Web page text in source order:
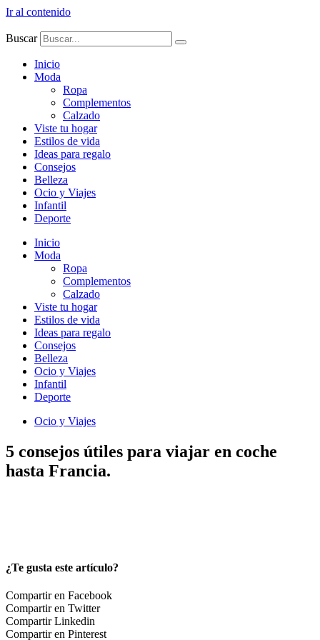
Ir al contenido
Buscar
Inicio
Moda
Ropa
Complementos
Calzado
Viste tu hogar
Estilos de vida
Ideas para regalo
Consejos
Belleza
Ocio y Viajes
Infantil
Deporte
Inicio
Moda
Ropa
Complementos
Calzado
Viste tu hogar
Estilos de vida
Ideas para regalo
Consejos
Belleza
Ocio y Viajes
Infantil
Deporte
Ocio y Viajes
5 consejos útiles para viajar en coche
hasta Francia.
¿Te gusta este artículo?
Compartir en Facebook
Compartir en Twitter
Compartir Linkedin
Compartir en Pinterest